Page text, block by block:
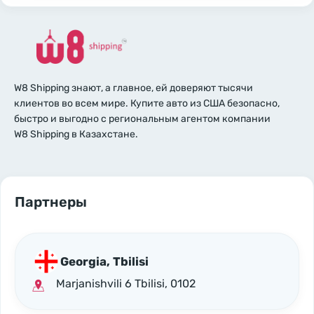
W8 Shipping знают, а главное, ей доверяют тысячи
клиентов во всем мире. Купите авто из США безопасно,
быстро и выгодно с региональным агентом компании
W8 Shipping в Казахстане.
Партнеры
Georgia, Tbilisi
Marjanishvili 6 Tbilisi, 0102